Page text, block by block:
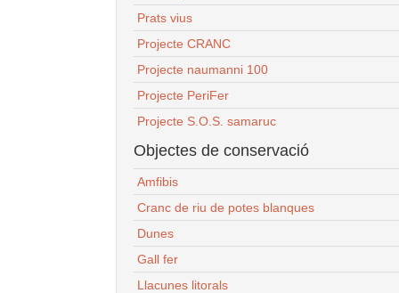
Prats vius
Projecte CRANC
Projecte naumanni 100
Projecte PeriFer
Projecte S.O.S. samaruc
Objectes de conservació
Amfibis
Cranc de riu de potes blanques
Dunes
Gall fer
Llacunes litorals